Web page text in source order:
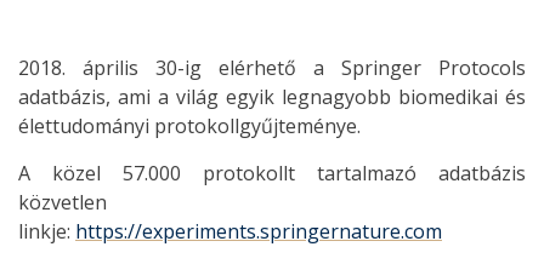
2018. április 30-ig elérhető a Springer Protocols
adatbázis, ami a világ egyik legnagyobb biomedikai és
élettudományi protokollgyűjteménye.
A közel 57.000 protokollt tartalmazó adatbázis
közvetlen
linkje: https://experiments.springernature.com